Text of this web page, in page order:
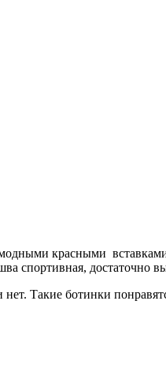
красными
спортивная, достаточно
Такие ботинки